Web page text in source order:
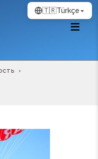
🇹🇷Türkçe